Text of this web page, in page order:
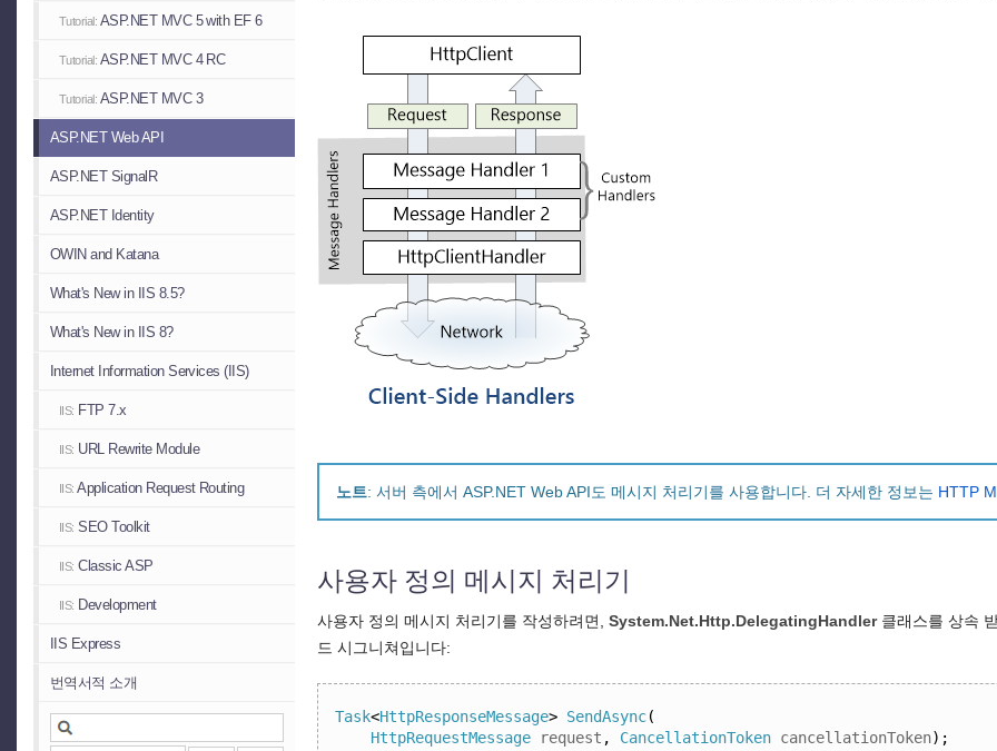
Tutorial: ASP.NET MVC 5 with EF 6
Tutorial: ASP.NET MVC 4 RC
Tutorial: ASP.NET MVC 3
ASP.NET Web API
ASP.NET SignalR
ASP.NET Identity
OWIN and Katana
What's New in IIS 8.5?
What's New in IIS 8?
Internet Information Services (IIS)
IIS: FTP 7.x
IIS: URL Rewrite Module
IIS: Application Request Routing
IIS: SEO Toolkit
IIS: Classic ASP
IIS: Development
IIS Express
번역서적 소개
노트: 서버 측에서 ASP.NET Web API도 메시지 처리기를 사용합니다. 더 자세한 정보는 HTTP
사용자 정의 메시지 처리기
사용자 정의 메시지 처리기를 작성하려면, System.Net.Http.DelegatingHandler클래스를 상속
드 시그니쳐입니다:
Task<HttpResponseMessage> SendAsync(
HttpRequestMessage request , CancellationToken cancellationToken);